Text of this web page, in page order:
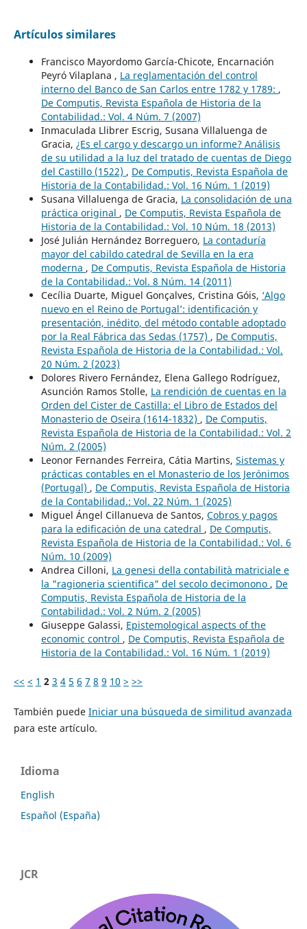
Artículos similares
Francisco Mayordomo García-Chicote, Encarnación
Peyró Vilaplana , La reglamentación del control
interno del Banco de San Carlos entre 1782 y 1789: ,
De Computis, Revista Española de Historia de la
Contabilidad.: Vol. 4 Núm. 7 (2007)
Inmaculada Llibrer Escrig, Susana Villaluenga de
Gracia, ¿Es el cargo y descargo un informe? Análisis
de su utilidad a la luz del tratado de cuentas de Diego
del Castillo (1522) , De Computis, Revista Española de
Historia de la Contabilidad.: Vol. 16 Núm. 1 (2019)
Susana Villaluenga de Gracia, La consolidación de una
práctica original , De Computis, Revista Española de
Historia de la Contabilidad.: Vol. 10 Núm. 18 (2013)
José Julián Hernández Borreguero, La contaduría
mayor del cabildo catedral de Sevilla en la era
moderna , De Computis, Revista Española de Historia
de la Contabilidad.: Vol. 8 Núm. 14 (2011)
Cecília Duarte, Miguel Gonçalves, Cristina Góis, ‘Algo
nuevo en el Reino de Portugal’: identificación y
presentación, inédito, del método contable adoptado
por la Real Fábrica das Sedas (1757) , De Computis,
Revista Española de Historia de la Contabilidad.: Vol.
20 Núm. 2 (2023)
Dolores Rivero Fernández, Elena Gallego Rodríguez,
Asunción Ramos Stolle, La rendición de cuentas en la
Orden del Cister de Castilla: el Libro de Estados del
Monasterio de Oseira (1614-1832) , De Computis,
Revista Española de Historia de la Contabilidad.: Vol. 2
Núm. 2 (2005)
Leonor Fernandes Ferreira, Cátia Martins, Sistemas y
prácticas contables en el Monasterio de los Jerónimos
(Portugal) , De Computis, Revista Española de Historia
de la Contabilidad.: Vol. 22 Núm. 1 (2025)
Miguel Ángel Cillanueva de Santos, Cobros y pagos
para la edificación de una catedral , De Computis,
Revista Española de Historia de la Contabilidad.: Vol. 6
Núm. 10 (2009)
Andrea Cilloni, La genesi della contabilità matriciale e
la "ragioneria scientifica" del secolo decimonono , De
Computis, Revista Española de Historia de la
Contabilidad.: Vol. 2 Núm. 2 (2005)
Giuseppe Galassi, Epistemological aspects of the
economic control , De Computis, Revista Española de
Historia de la Contabilidad.: Vol. 16 Núm. 1 (2019)
<< < 1 2 3 4 5 6 7 8 9 10 > >>
También puede Iniciar una búsqueda de similitud avanzada
para este artículo.
Idioma
English
Español (España)
JCR